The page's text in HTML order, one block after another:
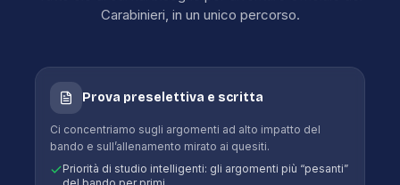
Carabinieri, in un unico percorso.
Prova preselettiva e scritta
Ci concentriamo sugli argomenti ad alto impatto del
bando e sull’allenamento mirato ai quesiti.
Priorità di studio intelligenti: gli argomenti più “pesanti”